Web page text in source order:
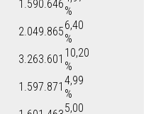
1.590.646
%
2.049.8656,40
%
3.263.601 10,20
%
1.597.871 4,99
%
5,00